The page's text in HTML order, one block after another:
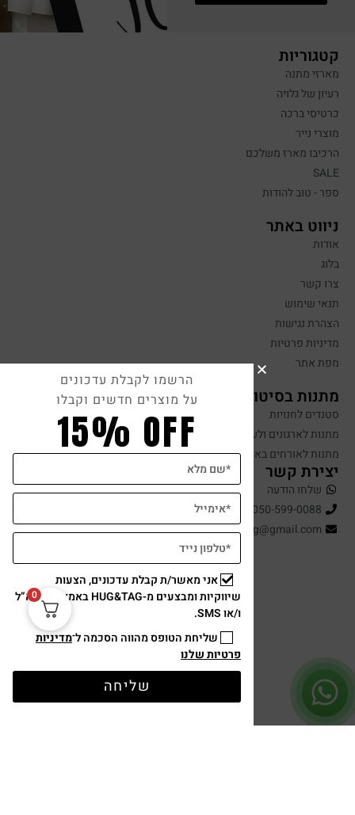
קטגוריות
מארזי מתנה
רעיון של גלויה
כרטיסי ברכה
מוצרי נייר
הרכיבו מארז משלכם
SALE
ספר - טוב להודות
ניווט באתר
אודות
בלוג
צרו קשר
תנאי שימוש
הצהרת נגישות
מדיניות פרטיות
מפת אתר
מתנות בסיטונאות
סטנדים לחנויות
מתנות לארגונים ולעובדים
מתנות לאורחים באירועים
יצירת קשר
שלחו הודעה
050-599-0088
hugandtag@gmail.com
0
הרשמו לקבלת עדכונים
על מוצרים חדשים וקבלו
15% OFF
אני מאשר/ת קבלת עדכונים, הצעות
שיווקיות ומבצעים מ-HUG&TAG באמצעות דוא”ל
ו/או SMS.
שליחת הטופס מהווה הסכמה ל־מדיניות
פרטיות שלנו
שליחה